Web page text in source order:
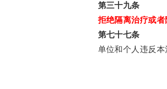
第三十九条
拒绝隔离治疗或
第七十七条
单位和个人违反